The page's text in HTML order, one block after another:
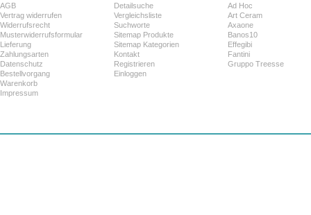
AGB
Vertrag widerrufen
Widerrufsrecht
Musterwiderrufsformular
Lieferung
Zahlungsarten
Datenschutz
Bestellvorgang
Warenkorb
Impressum
Detailsuche
Vergleichsliste
Suchworte
Sitemap Produkte
Sitemap Kategorien
Kontakt
Registrieren
Einloggen
Ad Hoc
Art Ceram
Axaone
Banos10
Effegibi
Fantini
Gruppo Treesse